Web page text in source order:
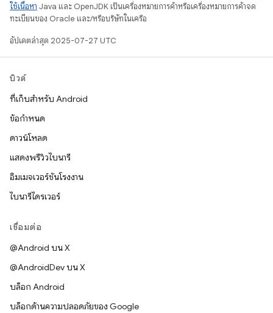
ใช้เนื้อหา Java และ OpenJDK เป็นเครื่องหมายการค้าหรือเครื่องหมายการค้าจด
ทะเบียนของ Oracle และ/หรือบริษัทในเครือ
อัปเดตล่าสุด 2025-07-27 UTC
บิวด์
ที่เก็บสำหรับ Android
ข้อกำหนด
ดาวน์โหลด
แสดงพรีวิวไบนารี
อิมเมจเวอร์ชันโรงงาน
ไบนารีไดรเวอร์
เชื่อมต่อ
@Android บน X
@AndroidDev บน X
บล็อก Android
บล็อกด้านความปลอดภัยของ Google